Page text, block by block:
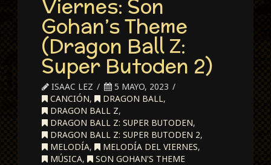
Viernes: Son
Gohan’s Theme
(Dragon Ball Z:
Super Butoden 2)
ISAAC LEZ
5 MAYO, 2023
CANCIÓN, DRAGON BALL,
DRAGON BALL Z,
DRAGON BALL Z: SUPER BUTODEN,
DRAGON BALL Z: SUPER BUTODEN 2,
MELODÍA, MELODÍA DEL VIERNES,
MÚSICA, SON GOHAN'S THEME